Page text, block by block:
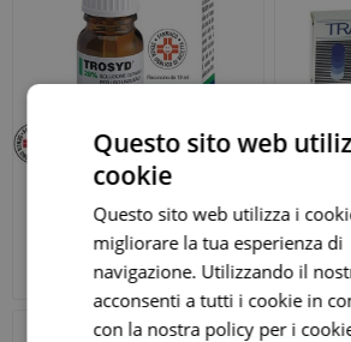
Unguenale 28% 12ML
ora € 25,52
Prezzo consigliato: € 31,90
Questo sito web
cookie
Questo sito web utilizza i
migliorare la tua esperienza di
navigazione. Utilizzando il
acconsenti a tutti i cookie in
con la nostra policy per i